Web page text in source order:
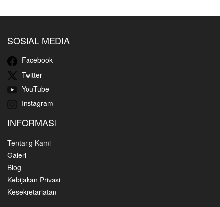
SOSIAL MEDIA
Facebook
Twitter
YouTube
Instagram
INFORMASI
Tentang Kami
Galeri
Blog
Kebijakan Privasi
Kesekretariatan